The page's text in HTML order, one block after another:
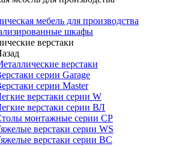
мебель для производства
шкафы
верстаки
верстаки
серии Garage
серии Master
верстаки серии W
верстаки серии ВЛ
монтажные серии СР
верстаки серии WS
верстаки серии ВС